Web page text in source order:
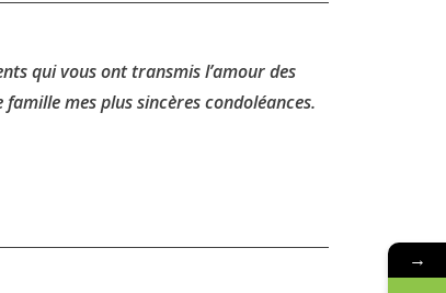
qui vous ont transmis l’amour des
mes plus sincères condoléances.
→